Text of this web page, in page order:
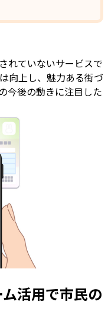
れていないサービスで
向上し、魅力ある街づ
今後の動きに注目した
活用で市民の